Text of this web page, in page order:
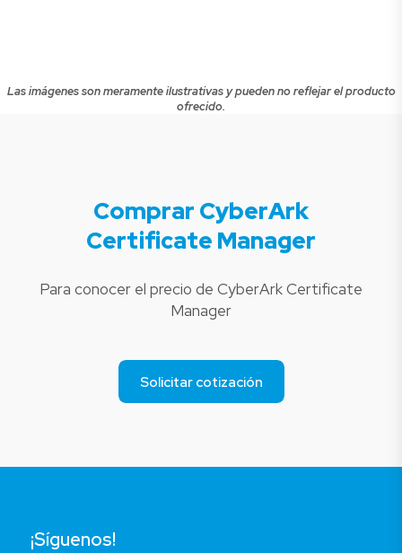
Las imágenes son meramente ilustrativas y pueden no reflejar el producto
ofrecido.
Comprar CyberArk
Certificate Manager
Para conocer el precio de CyberArk Certificate
Manager
Solicitar cotización
¡Síguenos!